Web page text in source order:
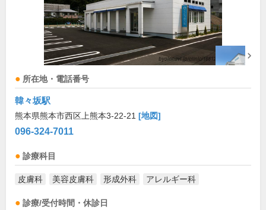
所在地・電話番号
韓々坂駅
熊本県熊本市西区上熊本3-22-21 [地図]
096-324-7011
診療科目
皮膚科 美容皮膚科 形成外科 アレルギー科
診療/受付時間・休診日